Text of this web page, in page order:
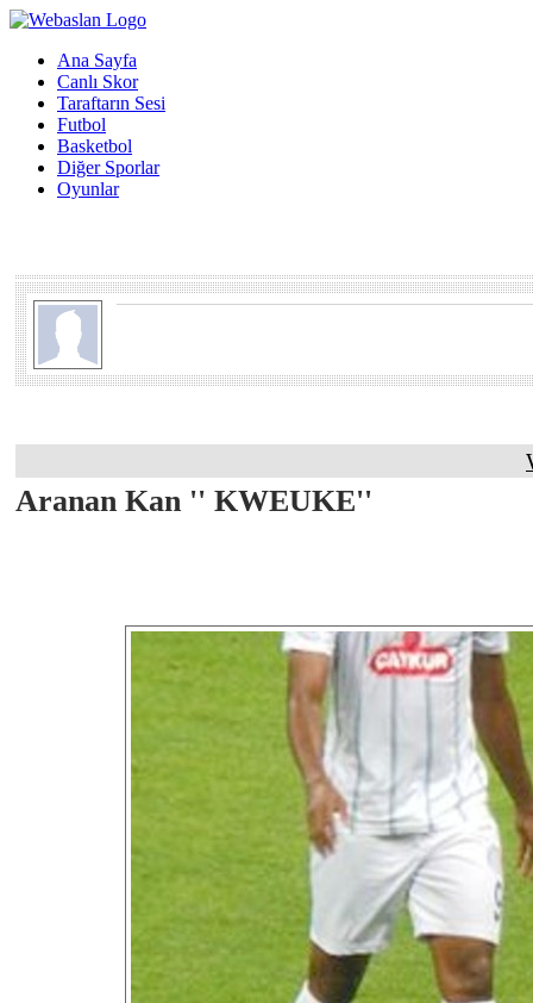
Ana Sayfa
Canlı Skor
Taraftarın Sesi
Futbol
Basketbol
Diğer Sporlar
Oyunlar
Aranan Kan '' KWEUKE''